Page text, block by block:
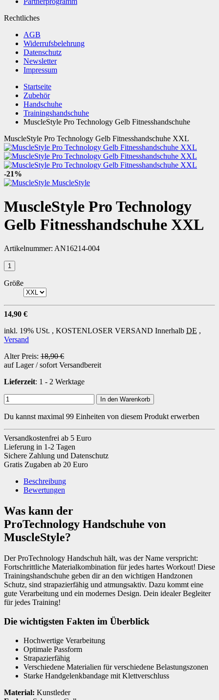
Rechtliches
AGB
Widerrufsbelehrung
Datenschutz
Newsletter
Impressum
Startseite
Zubehör
Handschuhe
Trainingshandschuhe
MuscleStyle Pro Technology Gelb Fitnesshandschuhe
MuscleStyle Pro Technology Gelb Fitnesshandschuhe XXL
-21%
MuscleStyle
MuscleStyle Pro Technology
Gelb Fitnesshandschuhe XXL
Artikelnummer: AN16214-004
Größe
14,90 €
inkl. 19% USt. , KOSTENLOSER VERSAND Innerhalb DE ,
Versand
Alter Preis: 18,90 €
auf Lager / sofort Versandbereit
Lieferzeit: 1 - 2 Werktage
In den Warenkorb
Du kannst maximal 99 Einheiten von diesem Produkt erwerben
Versandkostenfrei ab 5 Euro
Lieferung in 1-2 Tagen
Sichere Zahlung und Datenschutz
Gratis Zugaben ab 20 Euro
Beschreibung
Bewertungen
Was kann der
ProTechnology Handschuhe von
MuscleStyle?
Der ProTechnology Handschuh hält, was der Name verspricht:
Fortschrittliche Materialkombination für jedes hartes Workout! Diese
Trainingshandschuhe geben dir an den wichtigen Handzonen
Schutz, sind strapazierfähig und atmungsaktiv. Dazu kommt eine
gute Verarbeitung und ein modernes Design. Dein idealer Begleiter
für jedes Training!
Die wichtigsten Fakten im Überblick
Hochwertige Verarbeitung
Optimale Passform
Strapazierfähig
Verschiedene Materialien für verschiedene Belastungszonen
Starke Handgelenkbandage mit Klettverschluss
Material: Kunstleder